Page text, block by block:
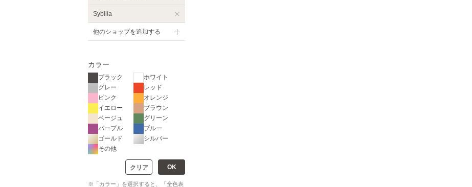
Sybilla
他のショップを追加する
カラー
ブラック
ホワイト
グレー
レッド
ピンク
オレンジ
イエロー
ブラウン
ベージュ
グリーン
パープル
ブルー
ゴールド
シルバー
その他
クリア OK
※「カラー」を選択すると、「全色表